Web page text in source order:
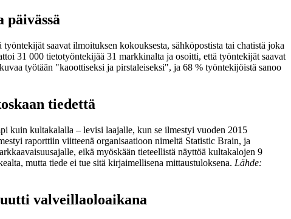
päivässä
saavat ilmoituksen kokouksesta, sähköpostista tai chatistä joka
31 000 tietotyöntekijää 31 markkinalta ja osoitti, että työntekijät saavat
työtään "kaoottiseksi ja pirstaleiseksi", ja 68 % työntekijöistä sanoo
tiedettä
kuin kultakalalla – levisi laajalle, kun se ilmestyi vuoden 2015
raporttiin viitteenä organisaatioon nimeltä Statistic Brain, ja
eikä myöskään tieteellistä näyttöä kultakalojen 9
mutta tiede ei tue sitä kirjaimellisena mittaustuloksena. Lähde:
valveillaoloaikana